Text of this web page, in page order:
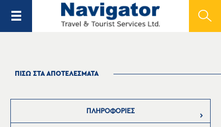
ΠΙΣΩ ΣΤΑ ΑΠΟΤΕΛΕΣΜΑΤΑ
ΠΛΗΡΟΦΟΡΙΕΣ